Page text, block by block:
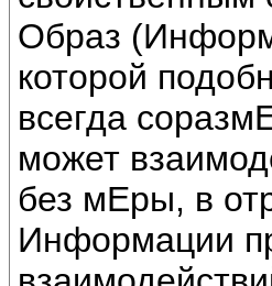
Образ
которой
всегда
может
без мЕры, в
Информации